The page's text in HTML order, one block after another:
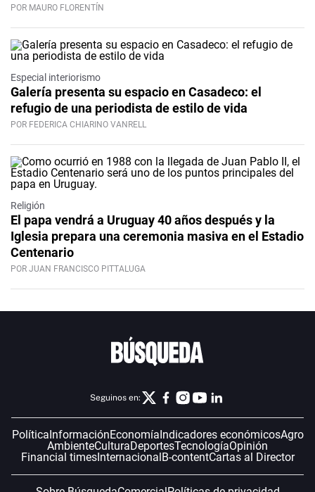
POR MAURO FLORENTÍN
Especial interiorismo
Galería presenta su espacio en Casadeco: el
refugio de una periodista de estilo de vida
POR FEDERICA CHIARINO VANRELL
Religión
El papa vendrá a Uruguay 40 años después y la
Iglesia prepara una ceremonia masiva en el Estadio
Centenario
POR JUAN FRANCISCO PITTALUGA
Seguinos en:
PolíticaInformaciónEconomíaIndicadores económicosAgro
AmbienteCulturaDeportesTecnologíaOpinión
Financial timesInternacionalB-contentCartas al Director